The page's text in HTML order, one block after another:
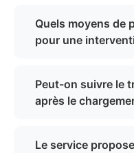
Quels moyens de
pour une
Peut-on suivre le
après le
Le service